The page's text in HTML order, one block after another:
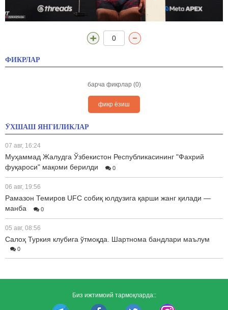
0
ФИКРЛАР
барча фикрлар (0)
фикр ёзиш
ЎХШАШ ЯНГИЛИКЛАР
07 авг, 16:24
Муҳаммад Жалудга Ўзбекистон Республикасининг "Фахрий
фуқароси" мақоми берилди
0
06 авг, 19:56
Рамазон Темиров UFC собиқ юлдузига қарши жанг қилади —
манба
0
05 авг, 08:56
Салоҳ Туркия клубига ўтмоқда. Шартнома бандлари маълум
0
Биз ижтимоий тармоқларда::